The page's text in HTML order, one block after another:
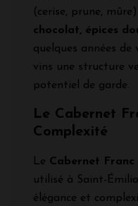
(cerise, prune,
chocolat, épices
quelques années
vins une structure
potentiel de garde.
Le Cabernet
Complexité
Le Cabernet Franc
utilisé à Saint-
élégance et